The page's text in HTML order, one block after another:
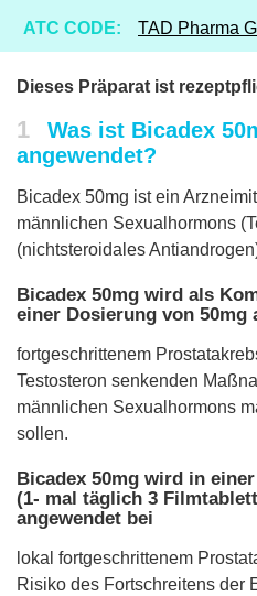
ATC CODE: TAD Pharma
Dieses Präparat ist
1
Was ist Bicadex
angewendet?
Bicadex 50mg ist ein
männlichen Sexualhormons
(nichtsteroidales
Bicadex 50mg wird als
einer Dosierung von 50mg
fortgeschrittenem
Testosteron senkenden
männlichen Sexualhormons
sollen.
Bicadex 50mg wird in
(1- mal täglich 3
angewendet bei
lokal fortgeschrittenem
Risiko des Fortschreitens der